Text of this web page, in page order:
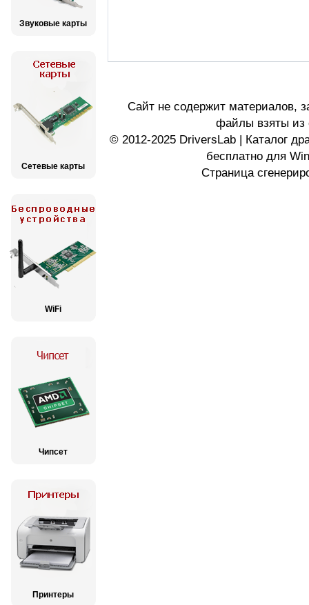
Звуковые карты
Сетевые карты
WiFi
Чипсет
Принтеры
Сайт не содержит материалов,
файлы взяты из
© 2012-2025 DriversLab | Каталог
бесплатно для
Страница